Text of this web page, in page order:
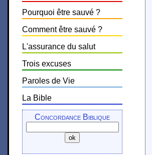
Pourquoi être sauvé ?
Comment être sauvé ?
L'assurance du salut
Trois excuses
Paroles de Vie
La Bible
Concordance Biblique